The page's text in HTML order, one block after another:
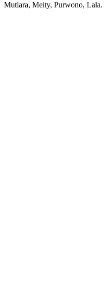
Mutiara, Meity, Purwono, Lala.